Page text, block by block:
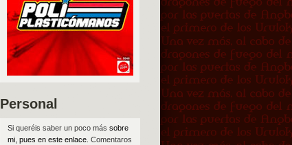
Personal
Si queréis saber un poco más sobre
mi, pues en este enlace. Comentaros